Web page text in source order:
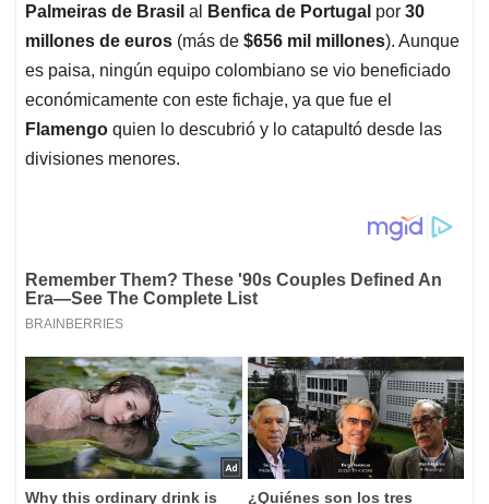
Palmeiras de Brasil al Benfica de Portugal por 30
millones de euros (más de $656 mil millones). Aunque
es paisa, ningún equipo colombiano se vio beneficiado
económicamente con este fichaje, ya que fue el
Flamengo quien lo descubrió y lo catapultó desde las
divisiones menores.